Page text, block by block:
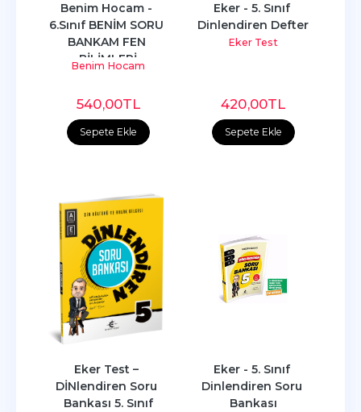
Sepete Ekle
Benim Hocam -
6.Sınıf BENİM SORU
BANKAM FEN
BİLİMLERİ
Benim Hocam
540,00TL
Sepete Ekle
Eker - 5. Sınıf
Dinlendiren Defter
Eker Test
420,00TL
Eker Test –
DİNlendiren Soru
Bankası 5. Sınıf
Eker - 5. Sınıf
Dinlendiren Soru
Bankası